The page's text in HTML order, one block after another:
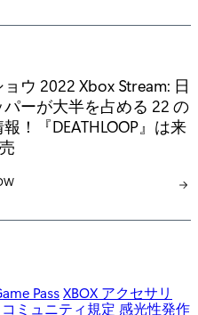
ウ 2022 Xbox Stream: 日
ーが大半を占める 22 の
！『DEATHLOOP』は来
PassXBOX アクセサリ
コミュニティ規定 感光性発作